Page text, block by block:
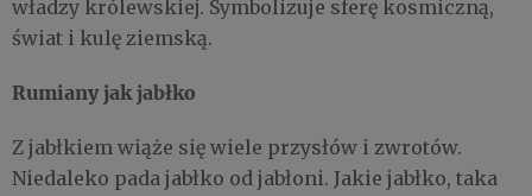
władzy królewskiej. Symbolizuje sferę kosmiczną,
świat i kulę ziemską.
Rumiany jak jabłko
Z jabłkiem wiąże się wiele przysłów i zwrotów.
Niedaleko pada jabłko od jabłoni. Jakie jabłko, taka